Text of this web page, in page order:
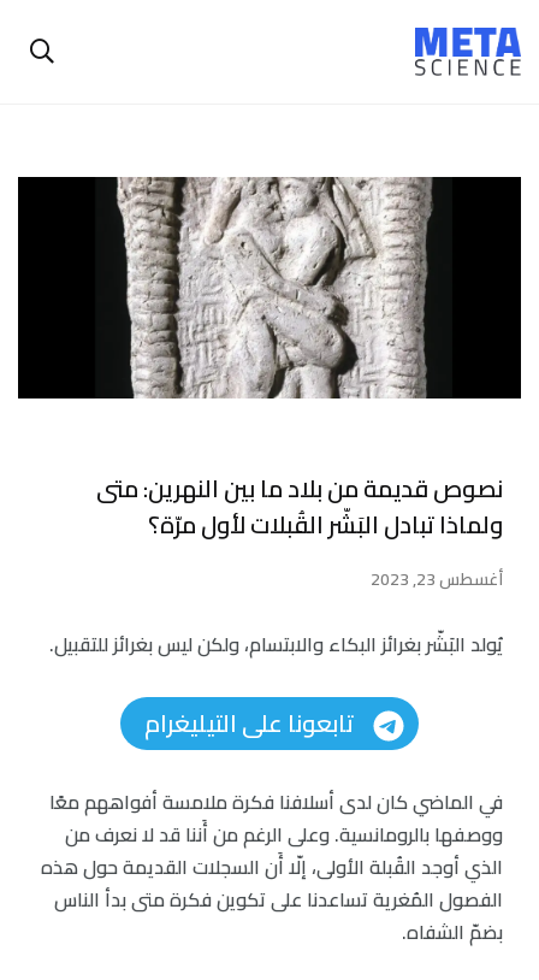
نصوص قديمة من بلاد ما بين النهرين: متى
ولماذا تبادل البَشّر القُبلات لأول مرّة؟
أغسطس 23, 2023
يُولد البَشّر بغرائز البكاء والابتسام، ولكن ليس بغرائز للتقبيل.
تابعونا على التيليغرام
في الماضي كان لدى أسلافنا فكرة ملامسة أفواههم معًا
ووصفها بالرومانسية. وعلى الرغم من أَننا قد لا نعرف من
الذي أوجد القُبلة الأولى، إلّا أَن السجلات القديمة حول هذه
الفصول المُغرية تساعدنا على تكوين فكرة متى بدأ الناس
بضمّ الشفاه.